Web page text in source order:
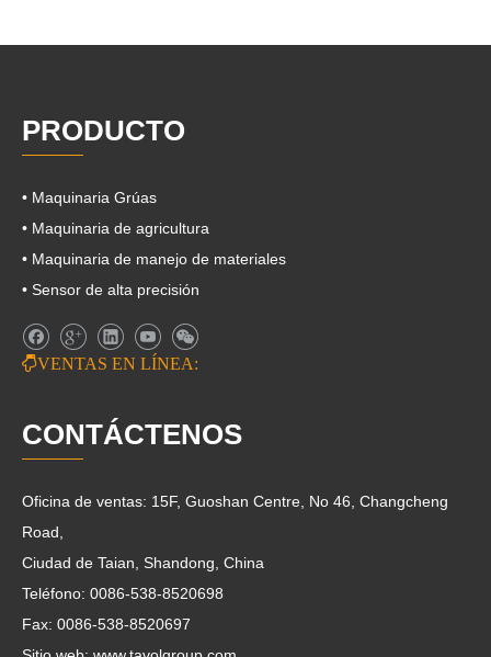
PRODUCTO
• Maquinaria Grúas
• Maquinaria de agricultura
• Maquinaria de manejo de materiales
• Sensor de alta precisión
VENTAS EN LÍNEA:
CONTÁCTENOS
Oficina de ventas: 15F, Guoshan Centre, No 46, Changcheng
Road,
Ciudad de Taian, Shandong, China
Teléfono: 0086-538-8520698
Fax: 0086-538-8520697